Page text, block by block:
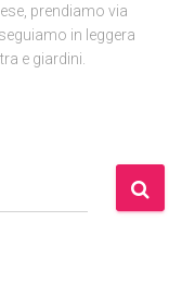
prendiamo via
in leggera
e giardini.